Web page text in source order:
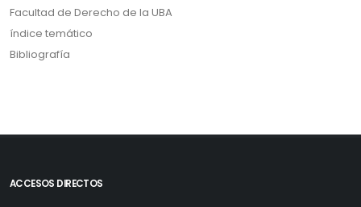
Facultad de Derecho de la UBA
índice temático
Bibliografía
ACCESOS DIRECTOS